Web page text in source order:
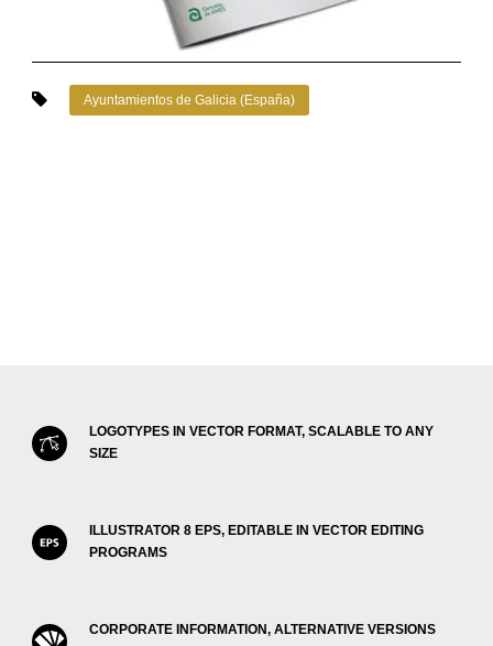
Ayuntamientos de Galicia (España)
LOGOTYPES IN VECTOR FORMAT, SCALABLE TO ANY
SIZE
ILLUSTRATOR 8 EPS, EDITABLE IN VECTOR EDITING
PROGRAMS
CORPORATE INFORMATION, ALTERNATIVE VERSIONS